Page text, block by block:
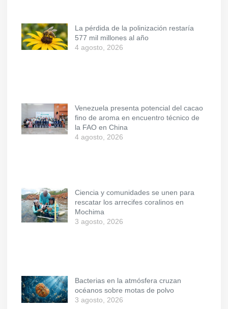
La pérdida de la polinización restaría
577 mil millones al año
4 agosto, 2026
Venezuela presenta potencial del cacao
fino de aroma en encuentro técnico de
la FAO en China
4 agosto, 2026
Ciencia y comunidades se unen para
rescatar los arrecifes coralinos en
Mochima
3 agosto, 2026
Bacterias en la atmósfera cruzan
océanos sobre motas de polvo
3 agosto, 2026